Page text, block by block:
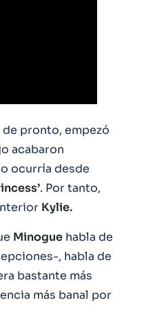
de pronto, empezó
acabaron
ocurría desde
. Por tanto,
Kylie.
Minogue habla de
, habla de
bastante más
más banal por